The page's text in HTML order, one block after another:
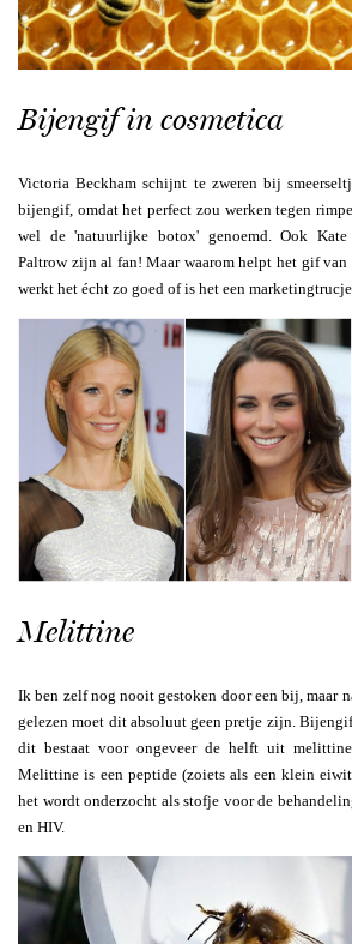
Bijengif in cosmetica
Victoria Beckham schijnt te zweren bij
bijengif, omdat het perfect zou werken tegen
wel de 'natuurlijke botox' genoemd. Ook
Paltrow zijn al fan! Maar waarom helpt het gif van
werkt het écht zo goed of is het een
Melittine
Ik ben zelf nog nooit gestoken door een bij, maar
gelezen moet dit absoluut geen pretje zijn.
dit bestaat voor ongeveer de helft uit
Melittine is een peptide (zoiets als een klein
het wordt onderzocht als stofje voor de
en HIV.